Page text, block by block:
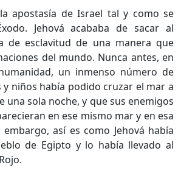
apostasía de Israel tal y como se
Jehová acababa de sacar al
de esclavitud de una manera que
del mundo. Nunca antes, en
un inmenso número de
niños había podido cruzar el mar a
una sola noche, y que sus enemigos
en ese mismo mar y en esa
así es como Jehová había
de Egipto y lo había llevado al